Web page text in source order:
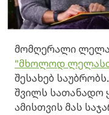
მომღერალი ლელა
"მხოლოდ
შესახებ
შვილს სათანადო
ამისთვის მას